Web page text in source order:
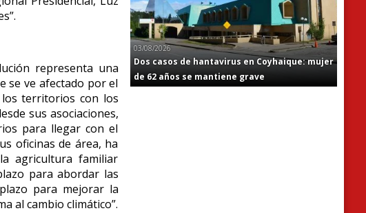
representa una
se ve afectado por el
los territorios con los
sus asociaciones,
para llegar con el
oficinas de área, ha
agricultura familiar
para abordar las
para mejorar la
al cambio climático”.
03/08/2026
Dos casos de hantavirus en Coyhaique: mujer
de 62 años se mantiene grave